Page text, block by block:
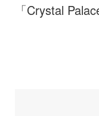
「Crystal